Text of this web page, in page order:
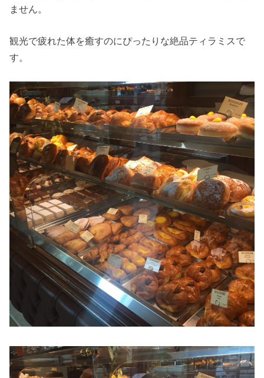
ません。
観光で疲れた体を癒すのにぴったりな絶品ティラミスで
す。